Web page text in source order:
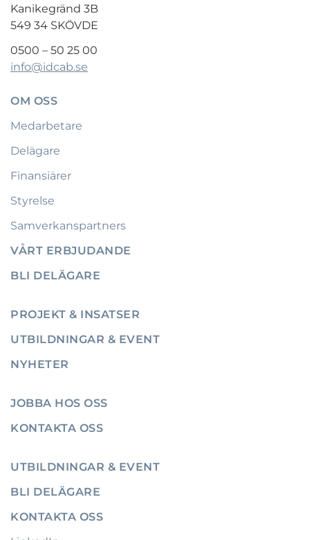
Kanikegränd 3B
549 34 SKÖVDE
0500 – 50 25 00
info@idcab.se
OM OSS
Medarbetare
Delägare
Finansiärer
Styrelse
Samverkanspartners
VÅRT ERBJUDANDE
BLI DELÄGARE
PROJEKT & INSATSER
UTBILDNINGAR & EVENT
NYHETER
JOBBA HOS OSS
KONTAKTA OSS
UTBILDNINGAR & EVENT
BLI DELÄGARE
KONTAKTA OSS